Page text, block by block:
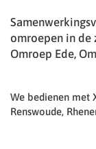
omroepen in de
Omroep Ede,
We bedienen met
Renswoude,